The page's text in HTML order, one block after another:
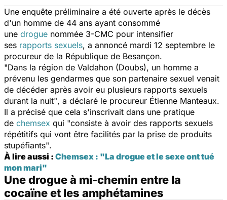
Une enquête préliminaire a été ouverte après le décès
d'un homme de 44 ans ayant consommé
une drogue nommée 3-CMC pour intensifier
ses rapports sexuels, a annoncé mardi 12 septembre le
procureur de la République de Besançon.
"Dans la région de Valdahon (Doubs), un homme a
prévenu les gendarmes que son partenaire sexuel venait
de décéder après avoir eu plusieurs rapports sexuels
durant la nuit", a déclaré le procureur Étienne Manteaux.
Il a précisé que cela s'inscrivait dans une pratique
de chemsex qui "consiste à avoir des rapports sexuels
répétitifs qui vont être facilités par la prise de produits
stupéfiants".
À lire aussi : Chemsex : "La drogue et le sexe ont tué
mon mari"
Une drogue à mi-chemin entre la
cocaïne et les amphétamines